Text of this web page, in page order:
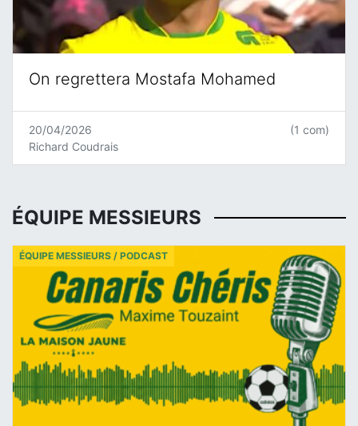
On regrettera Mostafa Mohamed
20/04/2026
Richard Coudrais
(1 com)
ÉQUIPE MESSIEURS
ÉQUIPE MESSIEURS / PODCAST